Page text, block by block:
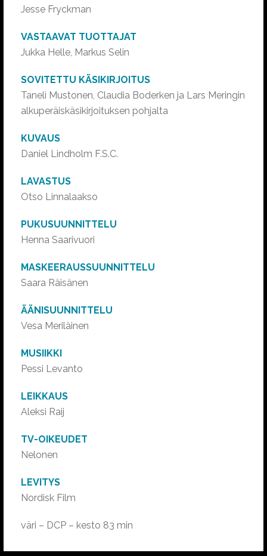
Jesse Fryckman
VASTAAVAT TUOTTAJAT
Jukka Helle, Markus Selin
SOVITETTU KÄSIKIRJOITUS
Taneli Mustonen, Claudia Boderken ja Lars Meringin
alkuperäiskäsikirjoituksen pohjalta
KUVAUS
Daniel Lindholm F.S.C.
LAVASTUS
Otso Linnalaakso
PUKUSUUNNITTELU
Henna Saarivuori
MASKEERAUSSUUNNITTELU
Saara Räisänen
ÄÄNISUUNNITTELU
Vesa Meriläinen
MUSIIKKI
Pessi Levanto
LEIKKAUS
Aleksi Raij
TV-OIKEUDET
Nelonen
LEVITYS
Nordisk Film
väri – DCP – kesto 83 min